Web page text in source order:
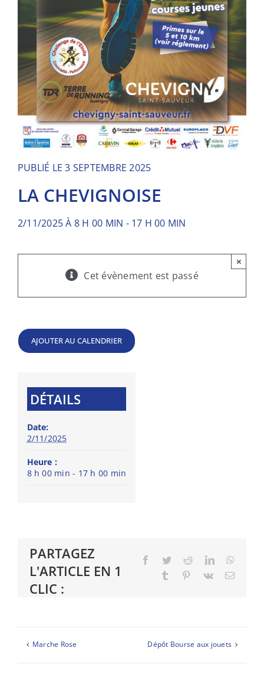
PUBLIÉ LE 3 SEPTEMBRE 2025
LA CHEVIGNOISE
2/11/2025 À 8 H 00 MIN - 17 H 00 MIN
Cet évènement est passé
×
AJOUTER AU CALENDRIER
DÉTAILS
Date:
2/11/2025
Heure :
8 h 00 min - 17 h 00 min
PARTAGEZ
L'ARTICLE EN 1
CLIC :
Facebook
TwitterRedditLinkedIn
Tumblr Pinterest
Vk Email
Marche Rose Dépôt Bourse aux jouets